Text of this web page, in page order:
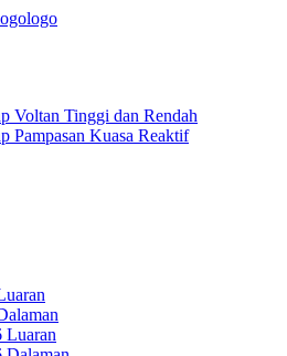
logo
Voltan Tinggi dan Rendah
Pampasan Kuasa Reaktif
Luaran